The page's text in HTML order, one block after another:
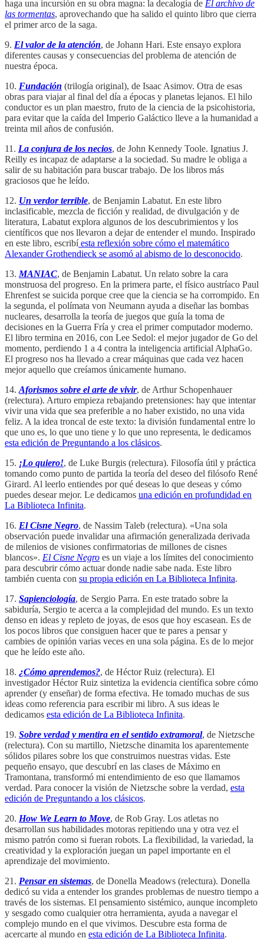
haga una incursión en su obra magna: la decalogía de El archivo de
las tormentas, aprovechando que ha salido el quinto libro que cierra
el primer arco de la saga.
9. El valor de la atención, de Johann Hari. Este ensayo explora
diferentes causas y consecuencias del problema de atención de
nuestra época.
10. Fundación (trilogía original), de Isaac Asimov. Otra de esas
obras para viajar al final del día a épocas y planetas lejanos. El hilo
conductor es un plan maestro, fruto de la ciencia de la psicohistoria,
para evitar que la caída del Imperio Galáctico lleve a la humanidad a
treinta mil años de confusión.
11. La conjura de los necios, de John Kennedy Toole. Ignatius J.
Reilly es incapaz de adaptarse a la sociedad. Su madre le obliga a
salir de su habitación para buscar trabajo. De los libros más
graciosos que he leído.
12. Un verdor terrible, de Benjamin Labatut. En este libro
inclasificable, mezcla de ficción y realidad, de divulgación y de
literatura, Labatut explora algunos de los descubrimientos y los
científicos que nos llevaron a dejar de entender el mundo. Inspirado
en este libro, escribíesta reflexión sobre cómo el matemático
Alexander Grothendieck se asomó al abismo de lo desconocido.
13. MANIAC, de Benjamin Labatut. Un relato sobre la cara
monstruosa del progreso. En la primera parte, el físico austríaco Paul
Ehrenfest se suicida porque cree que la ciencia se ha corrompido. En
la segunda, el polímata von Neumann ayuda a diseñar las bombas
nucleares, desarrolla la teoría de juegos que guía la toma de
decisiones en la Guerra Fría y crea el primer computador moderno.
El libro termina en 2016, con Lee Sedol: el mejor jugador de Go del
momento, perdiendo 1 a 4 contra la inteligencia artificial AlphaGo.
El progreso nos ha llevado a crear máquinas que cada vez hacen
mejor aquello que creíamos únicamente humano.
14. Aforismos sobre el arte de vivir, de Arthur Schopenhauer
(relectura). Arturo empieza rebajando pretensiones: hay que intentar
vivir una vida que sea preferible a no haber existido, no una vida
feliz. A la idea troncal de este texto: la división fundamental entre lo
que uno es, lo que uno tiene y lo que uno representa, le dedicamos
esta edición de Preguntando a los clásicos.
15. ¡Lo quiero!, de Luke Burgis (relectura). Filosofía útil y práctica
tomando como punto de partida la teoría del deseo del filósofo René
Girard. Al leerlo entiendes por qué deseas lo que deseas y cómo
puedes desear mejor. Le dedicamos una edición en profundidad en
La Biblioteca Infinita.
16. El Cisne Negro, de Nassim Taleb (relectura). «Una sola
observación puede invalidar una afirmación generalizada derivada
de milenios de visiones confirmatorias de millones de cisnes
blancos». El Cisne Negro es un viaje a los límites del conocimiento
para descubrir cómo actuar donde nadie sabe nada. Este libro
también cuenta con su propia edición en La Biblioteca Infinita.
17. Sapienciología, de Sergio Parra. En este tratado sobre la
sabiduría, Sergio te acerca a la complejidad del mundo. Es un texto
denso en ideas y repleto de joyas, de esos que hoy escasean. Es de
los pocos libros que consiguen hacer que te pares a pensar y
cambies de opinión varias veces en una sola página. Es de lo mejor
que he leído este año.
18. ¿Cómo aprendemos?, de Héctor Ruiz (relectura). El
investigador Héctor Ruiz sintetiza la evidencia científica sobre cómo
aprender (y enseñar) de forma efectiva. He tomado muchas de sus
ideas como referencia para escribir mi libro. A sus ideas le
dedicamos esta edición de La Biblioteca Infinita.
19. Sobre verdad y mentira en el sentido extramoral, de Nietzsche
(relectura). Con su martillo, Nietzsche dinamita los aparentemente
sólidos pilares sobre los que construimos nuestras vidas. Este
pequeño ensayo, que descubrí en las clases de Máximo en
Tramontana, transformó mi entendimiento de eso que llamamos
verdad. Para conocer la visión de Nietzsche sobre la verdad, esta
edición de Preguntando a los clásicos.
20. How We Learn to Move, de Rob Gray. Los atletas no
desarrollan sus habilidades motoras repitiendo una y otra vez el
mismo patrón como si fueran robots. La flexibilidad, la variedad, la
creatividad y la exploración juegan un papel importante en el
aprendizaje del movimiento.
21. Pensar en sistemas, de Donella Meadows (relectura). Donella
dedicó su vida a entender los grandes problemas de nuestro tiempo a
través de los sistemas. El pensamiento sistémico, aunque incompleto
y sesgado como cualquier otra herramienta, ayuda a navegar el
complejo mundo en el que vivimos. Descubre esta forma de
acercarte al mundo en esta edición de La Biblioteca Infinita.